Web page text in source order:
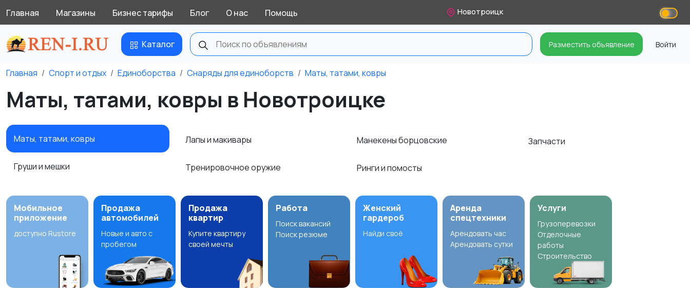
Главная Магазины Бизнес тарифы Блог О нас Помощь Новотроицк
Каталог Разместить объявление Войти
Главная Спорт и отдых Единоборства Снаряды для единоборств Маты, татами, ковры
Маты, татами, ковры в Новотроицке
Маты, татами, ковры
Груши и мешки
Лапы и макивары
Тренировочное оружие
Манекены борцовские
Ринги и помосты
Запчасти
Мобильное
приложение
доступно Rustore
Продажа
автомобилей
Новые и авто с
пробегом
Продажа
квартир
Купите квартиру
своей мечты
Работа
Поиск вакансий
Поиск резюме
Женский
гардероб
Найди своё
Аренда
спецтехники
Арендовать час
Арендовать сутки
Услуги
Грузоперевозки
Отделочные
работы
Строительство